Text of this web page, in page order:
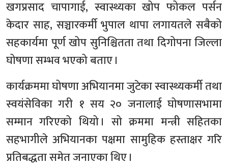
खगप्रसाद चापागाई, स्वास्थ्यका खोप फोकल पर्सन
केदार साह, सञ्चारकर्मी भुपाल थापा लगायतले सबैको
सहकार्यमा पूर्ण खोप सुनिश्चितता तथा दिगोपना जिल्ला
घोषणा सम्भव भएको बताए ।
कार्यक्रममा घोषणा अभियानमा जुटेका स्वास्थ्यकर्मी तथा
स्वयंसेविका गरी १ सय २० जनालाई घोषणासभामा
सम्मान गरिएको थियो । सो क्रममा मन्त्री सहितका
सहभागीले अभियानका पक्षमा सामुहिक हस्ताक्षर गरि
प्रतिबद्धता समेत जनाएका थिए ।